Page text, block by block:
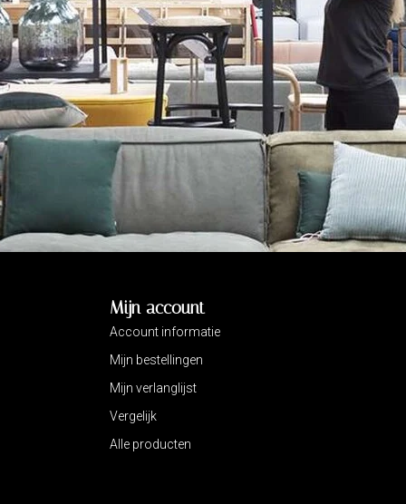
Mijn account
Account informatie
Mijn bestellingen
Mijn verlanglijst
Vergelijk
Alle producten